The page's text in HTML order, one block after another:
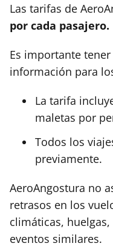
Las tarifas de
por cada pasajero.
Es importante
información para
La tarifa
maletas por
Todos los
previamente.
AeroAngostura no
retrasos en los
climáticas,
eventos similares.